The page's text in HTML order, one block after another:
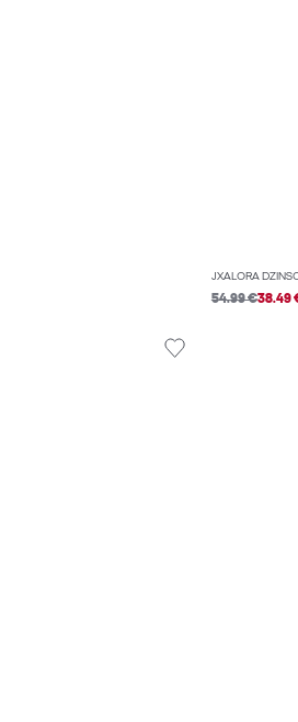
JXALORA
54.99 €38.49